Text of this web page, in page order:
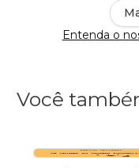
Entenda o
Você